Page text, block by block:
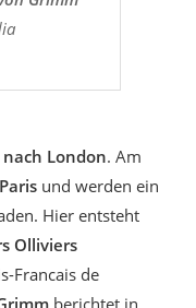
London. Am
Paris und werden ein
Hier entsteht
Olliviers
Francais de